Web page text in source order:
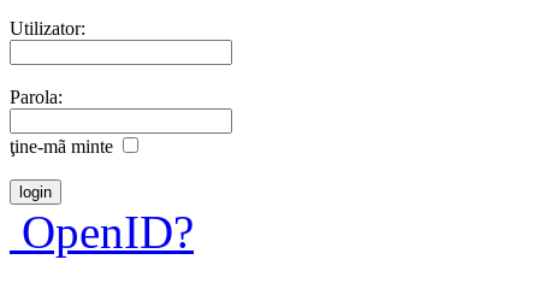
Utilizator:
Parola:
ţine-mã minte
OpenID?